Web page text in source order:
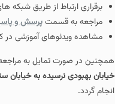
برقراری ارتباط از طریق شبکه
مراجعه به قسمتپرسش و
مشاهده ویدئوهای آموزشی در
همچنین در صورت تمایل به
خیابان بهبودی نرسیده به خیابان
انجام گردد.